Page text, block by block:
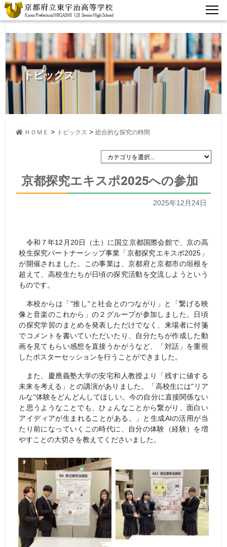
トピックス
ＨＯＭＥ > トピックス > 総合的な探究の時間
京都探究エキスポ2025への参加
2025年12月24日
令和７年12 月 20日（土）に国立京都国際会館で、京の高
校生探究パートナーシップ事業「京都探究エキスポ2025 」
が開催されました。この事業は、京都府と京都市の垣根を
超えて、高校生たちが日頃の探究活動を交流しようという
ものです。
本校からは「"推し"と社会とのつながり」と「繋げる映
像と音楽のこれから」の２グループが参加しました。日頃
の探究学習のまとめを発表しただけでなく、来場者に付箋
でコメントを書いていただいたり、自分たちが作成した動
画を見てもらい感想を直接うかがうなど、「対話」を重視
したポスターセッションを行うことができました。
また、慶應義塾大学の安宅和人教授より「残すに値する
未来を考える」との講演がありました。「高校生には"リア
ルな"体験をどんどんしてほしい。今の自分に直接関係ない
と思うようなことでも、ひょんなことから繋がり、面白い
アイディアが生まれることがある。」と生成AIの活用が当
たり前になっていくこの時代に、自分の体験（経験）を増
やすことの大切さを教えてくださいました。